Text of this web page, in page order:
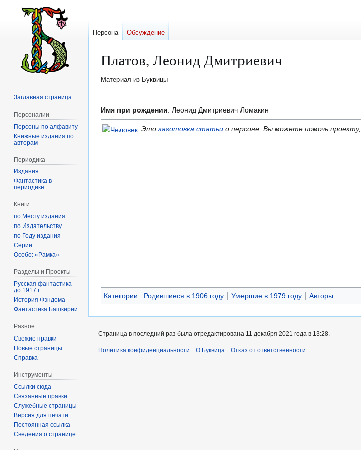
Платов, Леонид Дмитриевич
Материал из Буквицы
к
навигации
к
поиску
Имя при рождении: Леонид Дмитриевич Ломакин
Это заготовка статьи о персоне. Вы можете помочь проекту,
Категории: Родившиеся в 1906 году Умершие в 1979 году Авторы
Персона Обсуждение
Заглавная страница
Персоналии
Персоны по алфавиту
Книжные издания по
авторам
Периодика
Издания
Фантастика в
периодике
Книги
по Месту издания
по Издательству
по Году издания
Серии
Особо: «Рамка»
Разделы и Проекты
Русская фантастика
до 1917 г.
История Фэндома
Фантастика Башкирии
Разное
Свежие правки
Новые страницы
Справка
Инструменты
Ссылки сюда
Связанные правки
Служебные страницы
Версия для печати
Постоянная ссылка
Сведения о странице
Страница в последний раз была отредактирована 11 декабря 2021 года в 13:28.
Политика конфиденциальности О Буквица Отказ от ответственности